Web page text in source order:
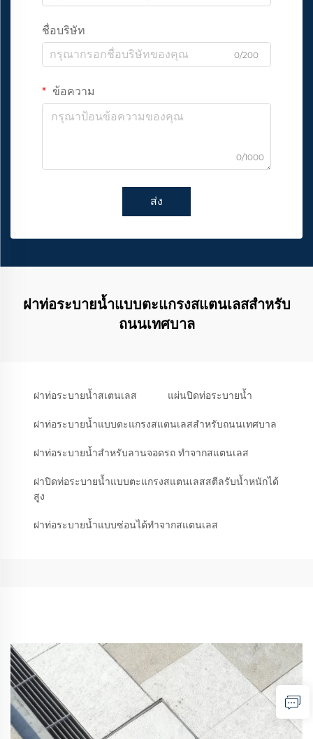
ชื่อบริษัท
0/200
ข้อความ
0/1000
ส่ง
ฝาท่อระบายน้ำแบบตะแกรงสแตนเลสสำหรับ
ถนนเทศบาล
ฝาท่อระบายน้ำสเตนเลส แผ่นปิดท่อระบายน้ำ
ฝาท่อระบายน้ำแบบตะแกรงสแตนเลสสำหรับถนนเทศบาล
ฝาท่อระบายน้ำสำหรับลานจอดรถ ทำจากสแตนเลส
ฝาปิดท่อระบายน้ำแบบตะแกรงสแตนเลสสตีลรับน้ำหนักได้
สูง
ฝาท่อระบายน้ำแบบซ่อนได้ทำจากสแตนเลส